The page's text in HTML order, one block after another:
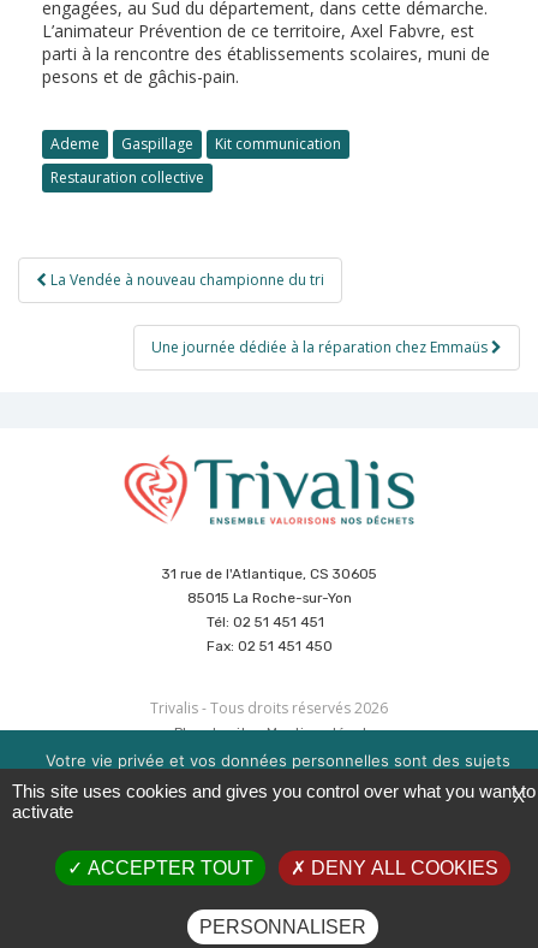
engagées, au Sud du département, dans cette démarche.
L’animateur Prévention de ce territoire, Axel Fabvre, est
parti à la rencontre des établissements scolaires, muni de
pesons et de gâchis-pain.
Ademe Gaspillage
Kit communication
Restauration collective
Navigation
de
La Vendée à nouveau championne du tri
Une journée dédiée à la réparation chez Emmaüs
31 rue de l'Atlantique, CS 30605
85015 La Roche-sur-Yon
Tél: 02 51 451 451
Fax: 02 51 451 450
Trivalis - Tous droits réservés 2026
Plan du site
Mentions légales
Politique de sécurité des données
Cookies
Réalisation : Agence CUBE Hypaepa
Votre vie privée et vos données personnelles sont des sujets
importants pour nous. Consultez notre politique de
confidentialité pour en savoir plus. Nous utilisons des cookies
gérer l'acceptation des cookies en cliquant sur la boite en bas à
droite 'Gérer les services'.
OK EN SAVOIR PLUS
X
This site uses cookies and gives you control over what you want to
activate
ACCEPTER TOUT DENY ALL COOKIES
PERSONNALISER